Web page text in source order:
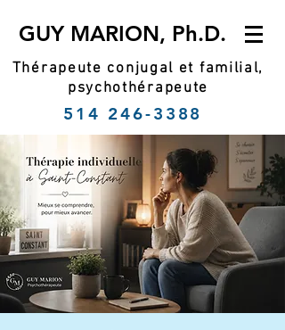
GUY MARION, Ph.D.
Thérapeute conjugal et familial,
psychothérapeute
514 246-3388